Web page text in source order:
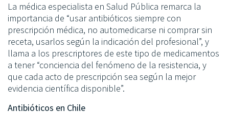
La médica especialista en Salud Pública remarca la
importancia de “usar antibióticos siempre con
prescripción médica, no automedicarse ni comprar sin
receta, usarlos según la indicación del profesional”, y
llama a los prescriptores de este tipo de medicamentos
a tener “conciencia del fenómeno de la resistencia, y
que cada acto de prescripción sea según la mejor
evidencia científica disponible”.
Antibióticos en Chile